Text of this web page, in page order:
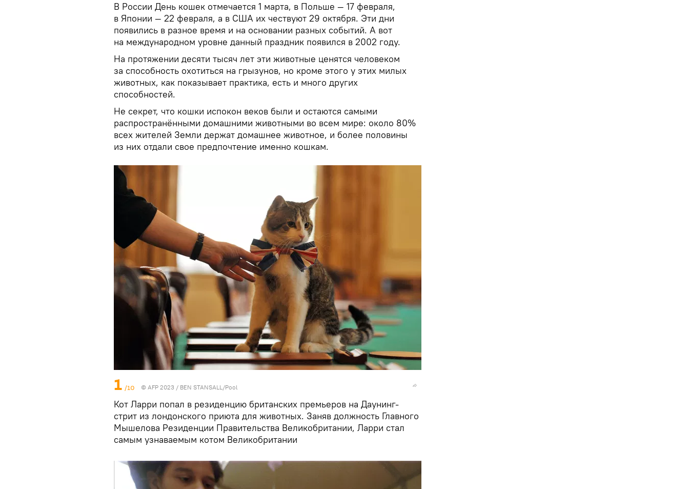
В России День кошек отмечается 1 марта, в Польше — 17 февраля,
в Японии — 22 февраля, а в США их чествуют 29 октября. Эти дни
появились в разное время и на основании разных событий. А вот
на международном уровне данный праздник появился в 2002 году.
На протяжении десяти тысяч лет эти животные ценятся человеком
за способность охотиться на грызунов, но кроме этого у этих милых
животных, как показывает практика, есть и много других
способностей.
Не секрет, что кошки испокон веков были и остаются самыми
распространёнными домашними животными во всем мире: около 80%
всех жителей Земли держат домашнее животное, и более половины
из них отдали свое предпочтение именно кошкам.
1 /10 © AFP 2023 / BEN STANSALL/Pool
Кот Ларри попал в резиденцию британских премьеров на Даунинг-
стрит из лондонского приюта для животных. Заняв должность Главного
Мышелова Резиденции Правительства Великобритании, Ларри стал
самым узнаваемым котом Великобритании